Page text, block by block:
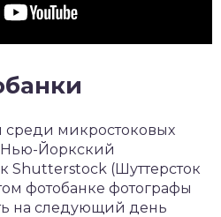
микростоковых
Нью-Йоркский
Shutterstock (Шуттерсток
фотобанке фотографы
на следующий день